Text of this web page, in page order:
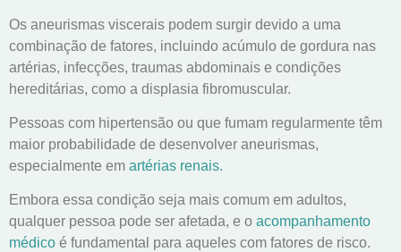
Os aneurismas viscerais podem surgir devido a uma
combinação de fatores, incluindo acúmulo de gordura nas
artérias, infecções, traumas abdominais e condições
hereditárias, como a displasia fibromuscular.
Pessoas com hipertensão ou que fumam regularmente têm
maior probabilidade de desenvolver aneurismas,
especialmente em artérias renais.
Embora essa condição seja mais comum em adultos,
qualquer pessoa pode ser afetada, e o acompanhamento
médico é fundamental para aqueles com fatores de risco.